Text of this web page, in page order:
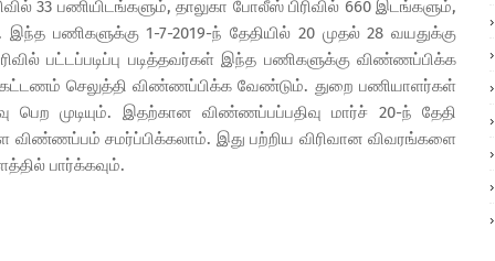
33 பணியிடங்களும், தாலுகா போலீஸ் பிரிவில் 660 இடங்களும்,
பணிகளுக்கு 1-7-2019-ந் தேதியில் 20 முதல் 28 வயதுக்கு
பட்டப்படிப்பு படித்தவர்கள் இந்த பணிகளுக்கு விண்ணப்பிக்க
கட்டணம் செலுத்தி விண்ணப்பிக்க வேண்டும். துறை பணியாளர்கள்
பெற முடியும். இதற்கான விண்ணப்பப்பதிவு மார்ச் 20-ந் தேதி
சமர்ப்பிக்கலாம். இது பற்றிய விரிவான விவரங்களை
பார்க்கவும்.